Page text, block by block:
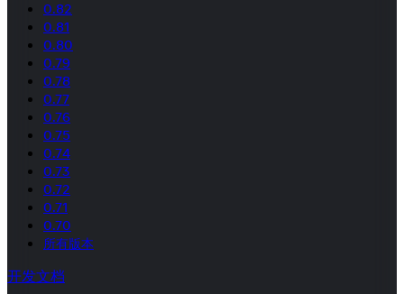
0.82
0.81
0.80
0.79
0.78
0.77
0.76
0.75
0.74
0.73
0.72
0.71
0.70
所有版本
开发文档